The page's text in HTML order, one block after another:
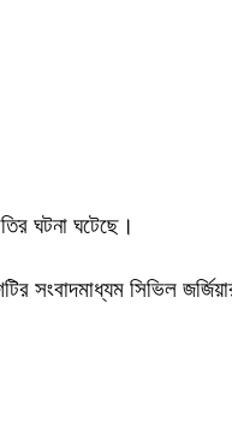
ঘটনা ঘটেছে।
সংবাদমাধ্যম সিভিল